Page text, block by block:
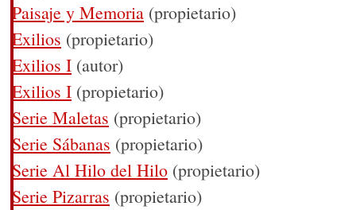
Paisaje y Memoria (propietario)
Exilios (propietario)
Exilios I (autor)
Exilios I (propietario)
Serie Maletas (propietario)
Serie Sábanas (propietario)
Serie Al Hilo del Hilo (propietario)
Serie Pizarras (propietario)